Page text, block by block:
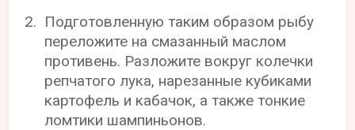
Подготовленную таким образом рыбу
переложите на смазанный маслом
противень. Разложите вокруг колечки
репчатого лука, нарезанные кубиками
картофель и кабачок, а также тонкие
ломтики шампиньонов.